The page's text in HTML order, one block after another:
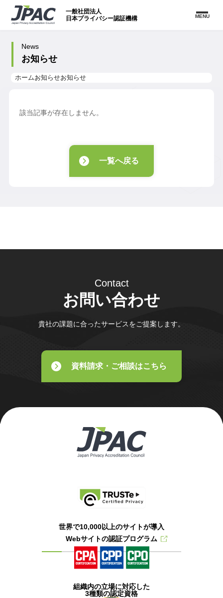
一般社団法人
日本プライバシー認証機構
MENU
News
お知らせ
ホームお知らせお知らせ
該当記事が存在しません。
一覧へ戻る
Contact
お問い合わせ
貴社の課題に合ったサービスをご提案します。
資料請求・ご相談はこちら
世界で10,000以上のサイトが導入
Webサイトの認証プログラム
組織内の立場に対応した
3種類の認定資格